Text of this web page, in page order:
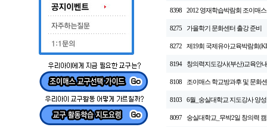
8398 2012 영재학습박람회 조이매
8275 가을학기 문화센터 출강 준비
8272 제19회 국제유아교육박람회
8194 창의력지도강사(부산)교육안내
8108 조이매스 학교방과후 및 문화
8103 6월_숭실대학교 지도강사 양
8097 숭실대학교_무박2일 창의력